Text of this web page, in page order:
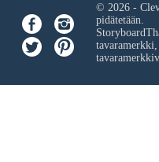
© 2026 -
pidätetään.